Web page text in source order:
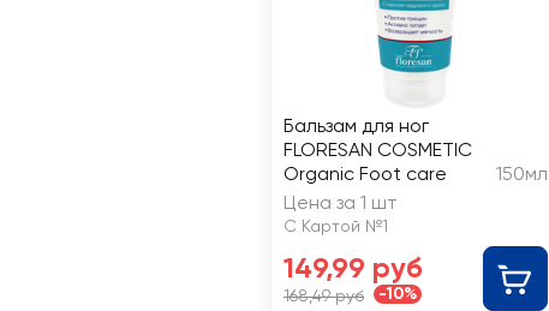
Бальзам для ног
FLORESAN COSMETIC
Organic Foot care
150мл
Цена за 1 шт
С Картой №1
149,99 руб
168,49 руб -10%